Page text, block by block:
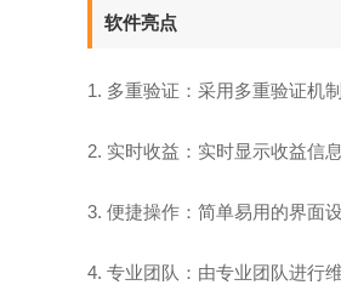
软件亮点
1. 多重验证：采用多重验证机
2. 实时收益：实时显示收益信
3. 便捷操作：简单易用的界面
4. 专业团队：由专业团队进行